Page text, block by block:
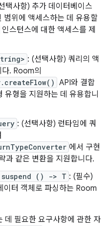
택사항) 추가 데이터베이스
범위에 액세스하는 데 유용할
인스턴스에 대한 액세스를 제
: (선택사항) 쿼리의 액
. Room의
API와 결합
유형을 지원하는 데 유용합니
: (선택사항) 런타임에 쿼
에서 구현
과 같은 변환을 지원합니다.
suspend () -> T : (필수)
이터 객체로 파싱하는 Room
데 필요한 요구사항에 관한 자